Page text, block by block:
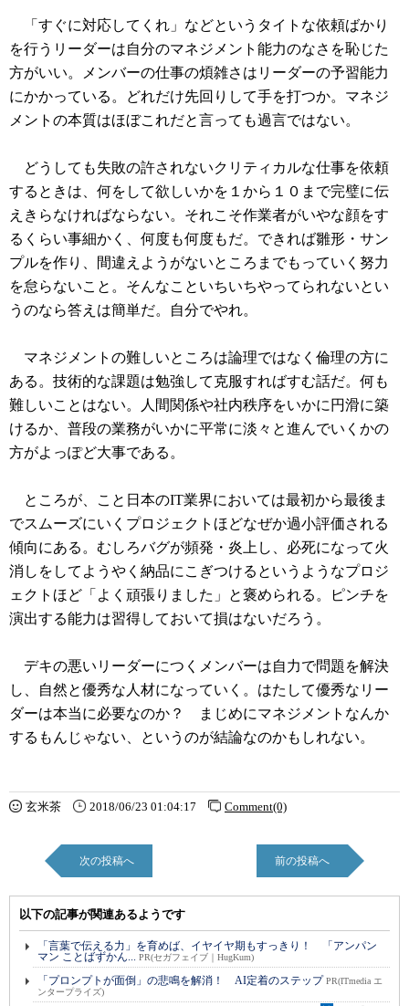
「すぐに対応してくれ」などというタイトな依頼ばかり
を行うリーダーは自分のマネジメント能力のなさを恥じた
方がいい。メンバーの仕事の煩雑さはリーダーの予習能力
にかかっている。どれだけ先回りして手を打つか。マネジ
メントの本質はほぼこれだと言っても過言ではない。
どうしても失敗の許されないクリティカルな仕事を依頼
するときは、何をして欲しいかを１から１０まで完璧に伝
えきらなければならない。それこそ作業者がいやな顔をす
るくらい事細かく、何度も何度もだ。できれば雛形・サン
プルを作り、間違えようがないところまでもっていく努力
を怠らないこと。そんなこといちいちやってられないとい
うのなら答えは簡単だ。自分でやれ。
マネジメントの難しいところは論理ではなく倫理の方に
ある。技術的な課題は勉強して克服すればすむ話だ。何も
難しいことはない。人間関係や社内秩序をいかに円滑に築
けるか、普段の業務がいかに平常に淡々と進んでいくかの
方がよっぽど大事である。
ところが、こと日本のIT業界においては最初から最後ま
でスムーズにいくプロジェクトほどなぜか過小評価される
傾向にある。むしろバグが頻発・炎上し、必死になって火
消しをしてようやく納品にこぎつけるというようなプロジ
ェクトほど「よく頑張りました」と褒められる。ピンチを
演出する能力は習得しておいて損はないだろう。
デキの悪いリーダーにつくメンバーは自力で問題を解決
し、自然と優秀な人材になっていく。はたして優秀なリー
ダーは本当に必要なのか？ まじめにマネジメントなんか
するもんじゃない、というのが結論なのかもしれない。
玄米茶 2018/06/23 01:04:17 Comment(0)
次の投稿へ 前の投稿へ
以下の記事が関連あるようです
「言葉で伝える力」を育めば、イヤイヤ期もすっきり！ 「アンパン
マン ことばずかん... PR(セガフェイブ｜HugKum)
「プロンプトが面倒」の悲鳴を解消！ AI定着のステップPR(ITmedia エ
ンタープライズ)